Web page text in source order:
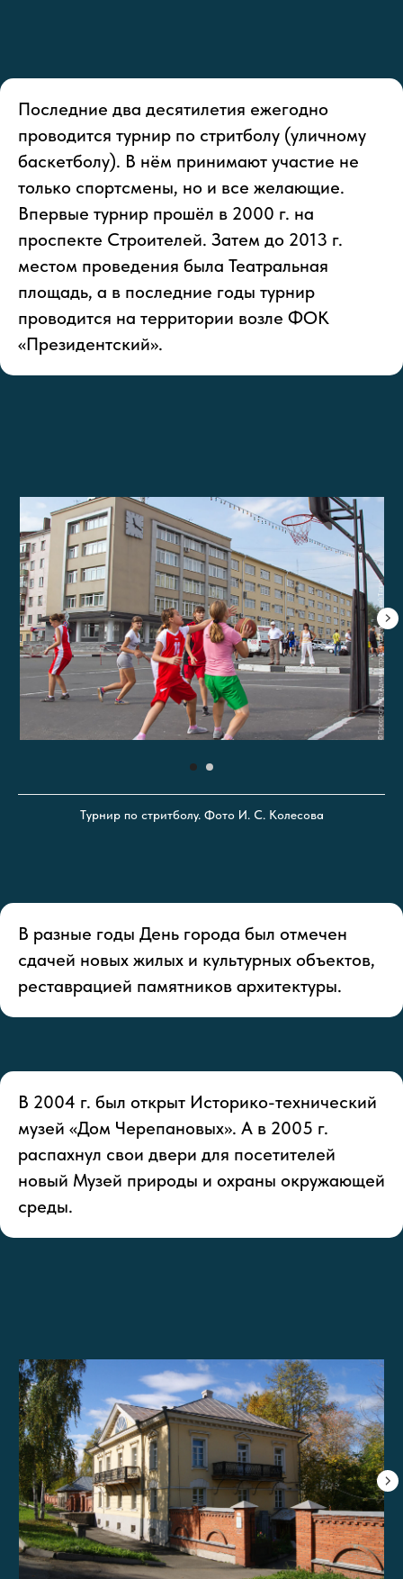
Последние два десятилетия ежегодно
проводится турнир по стритболу (уличному
баскетболу). В нём принимают участие не
только спортсмены, но и все желающие.
Впервые турнир прошёл в 2000 г. на
проспекте Строителей. Затем до 2013 г.
местом проведения была Театральная
площадь, а в последние годы турнир
проводится на территории возле ФОК
«Президентский».
Турнир по стритболу. Фото И. С. Колесова
В разные годы День города был отмечен
сдачей новых жилых и культурных объектов,
реставрацией памятников архитектуры.
В 2004 г. был открыт Историко-технический
музей «Дом Черепановых». А в 2005 г.
распахнул свои двери для посетителей
новый Музей природы и охраны окружающей
среды.